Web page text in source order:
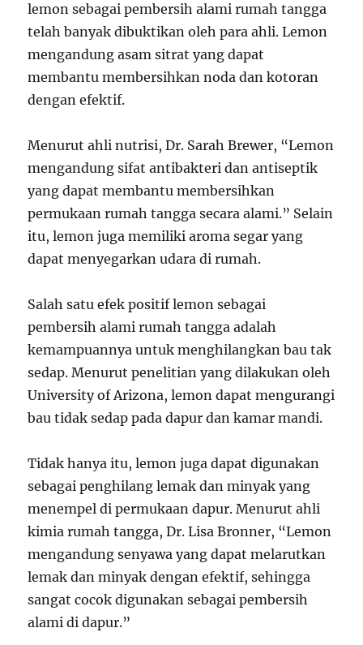
lemon sebagai pembersih alami rumah tangga
telah banyak dibuktikan oleh para ahli. Lemon
mengandung asam sitrat yang dapat
membantu membersihkan noda dan kotoran
dengan efektif.
Menurut ahli nutrisi, Dr. Sarah Brewer, “Lemon
mengandung sifat antibakteri dan antiseptik
yang dapat membantu membersihkan
permukaan rumah tangga secara alami.” Selain
itu, lemon juga memiliki aroma segar yang
dapat menyegarkan udara di rumah.
Salah satu efek positif lemon sebagai
pembersih alami rumah tangga adalah
kemampuannya untuk menghilangkan bau tak
sedap. Menurut penelitian yang dilakukan oleh
University of Arizona, lemon dapat mengurangi
bau tidak sedap pada dapur dan kamar mandi.
Tidak hanya itu, lemon juga dapat digunakan
sebagai penghilang lemak dan minyak yang
menempel di permukaan dapur. Menurut ahli
kimia rumah tangga, Dr. Lisa Bronner, “Lemon
mengandung senyawa yang dapat melarutkan
lemak dan minyak dengan efektif, sehingga
sangat cocok digunakan sebagai pembersih
alami di dapur.”